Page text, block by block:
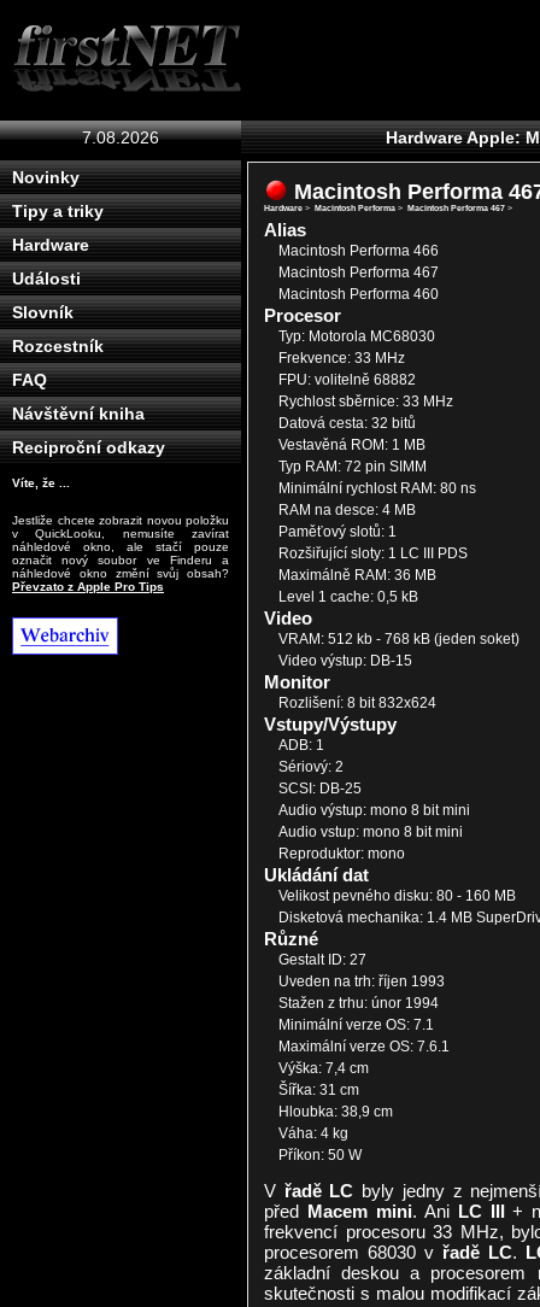
7.08.2026
Novinky
Tipy a triky
Hardware
Události
Slovník
Rozcestník
FAQ
Návštěvní kniha
Reciproční odkazy
Víte, že ...
Jestliže chcete zobrazit novou položku
v QuickLooku, nemusíte zavírat
náhledové okno, ale stačí pouze
označit nový soubor ve Finderu a
náhledové okno změní svůj obsah?
Převzato z Apple Pro Tips
Hardware Apple:
Macintosh Performa
Hardware> Macintosh Performa> Macintosh Performa 467>
Alias
Macintosh Performa 466
Macintosh Performa 467
Macintosh Performa 460
Procesor
Typ: Motorola MC68030
Frekvence: 33 MHz
FPU: volitelně 68882
Rychlost sběrnice: 33 MHz
Datová cesta: 32 bitů
Vestavěná ROM: 1 MB
Typ RAM: 72 pin SIMM
Minimální rychlost RAM: 80 ns
RAM na desce: 4 MB
Paměťový slotů: 1
Rozšiřující sloty: 1 LC III PDS
Maximálně RAM: 36 MB
Level 1 cache: 0,5 kB
Video
VRAM: 512 kb - 768 kB (jeden soket)
Video výstup: DB-15
Monitor
Rozlišení: 8 bit 832x624
Vstupy/Výstupy
ADB: 1
Sériový: 2
SCSI: DB-25
Audio výstup: mono 8 bit mini
Audio vstup: mono 8 bit mini
Reproduktor: mono
Ukládání dat
Velikost pevného disku: 80 - 160 MB
Disketová mechanika: 1.4 MB
Různé
Gestalt ID: 27
Uveden na trh: říjen 1993
Stažen z trhu: únor 1994
Minimální verze OS: 7.1
Maximální verze OS: 7.6.1
Výška: 7,4 cm
Šířka: 31 cm
Hloubka: 38,9 cm
Váha: 4 kg
Příkon: 50 W
V řadě LC byly jedny z
před Macem mini. Ani LC III+
frekvencí procesoru 33 MHz,
procesorem 68030 vřadě LC.
základní deskou a
skutečnosti s malou modifikací